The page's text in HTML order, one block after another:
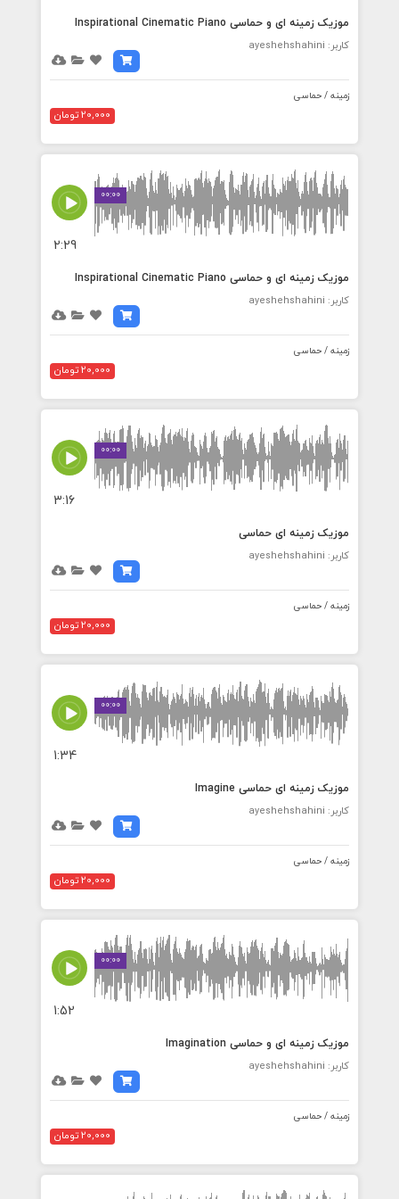
موزیک زمینه ای و حماسی Inspirational Cinematic Piano
کاربر: ayeshehshahini
زمینه / حماسی
20,000 تومان
00:00
2:29
موزیک زمینه ای و حماسی Inspirational Cinematic Piano
کاربر: ayeshehshahini
زمینه / حماسی
20,000 تومان
00:00
3:16
موزیک زمینه ای حماسی
کاربر: ayeshehshahini
زمینه / حماسی
20,000 تومان
00:00
1:34
موزیک زمینه ای حماسی Imagine
کاربر: ayeshehshahini
زمینه / حماسی
20,000 تومان
00:00
1:52
موزیک زمینه ای و حماسی Imagination
کاربر: ayeshehshahini
زمینه / حماسی
20,000 تومان